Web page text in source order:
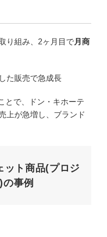
り組み、2ヶ月目で月商
た販売で急成長
とで、ドン・キホーテ
上が急増し、ブランド
ト商品(プロジ
の事例